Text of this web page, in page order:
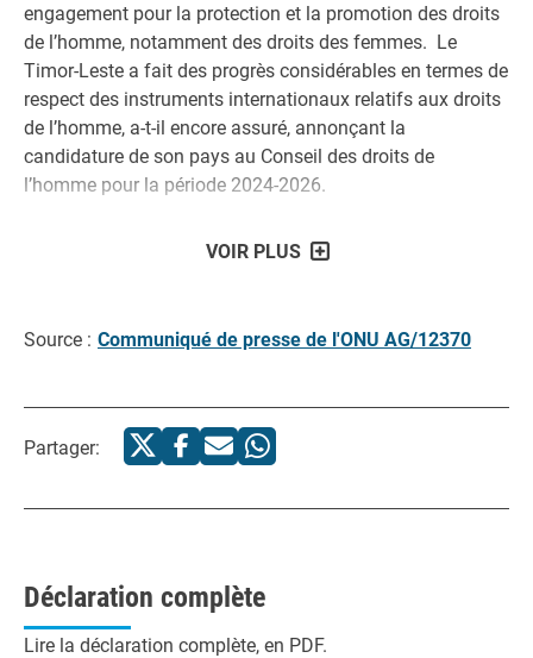
engagement pour la protection et la promotion des droits
de l’homme, notamment des droits des femmes. Le
Timor-Leste a fait des progrès considérables en termes de
respect des instruments internationaux relatifs aux droits
de l’homme, a-t-il encore assuré, annonçant la
candidature de son pays au Conseil des droits de
l’homme pour la période 2024-2026.
VOIR PLUS
Source : Communiqué de presse de l'ONU AG/12370
Partager:
Déclaration complète
Lire la déclaration complète, en PDF.